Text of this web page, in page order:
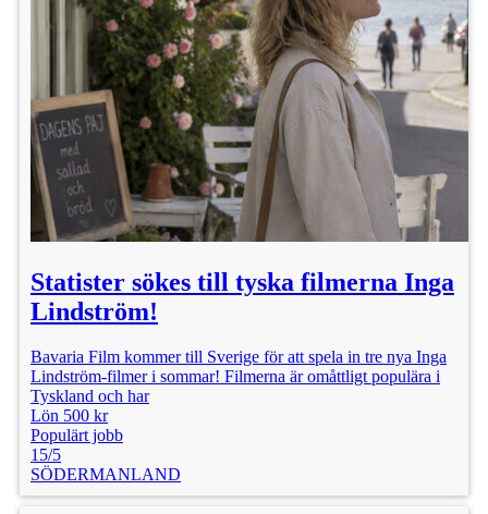
Statister sökes till tyska filmerna Inga
Lindström!
Bavaria Film kommer till Sverige för att spela in tre nya Inga
Lindström-filmer i sommar! Filmerna är omåttligt populära i
Tyskland och har
Lön 500 kr
Populärt jobb
15/5
SÖDERMANLAND